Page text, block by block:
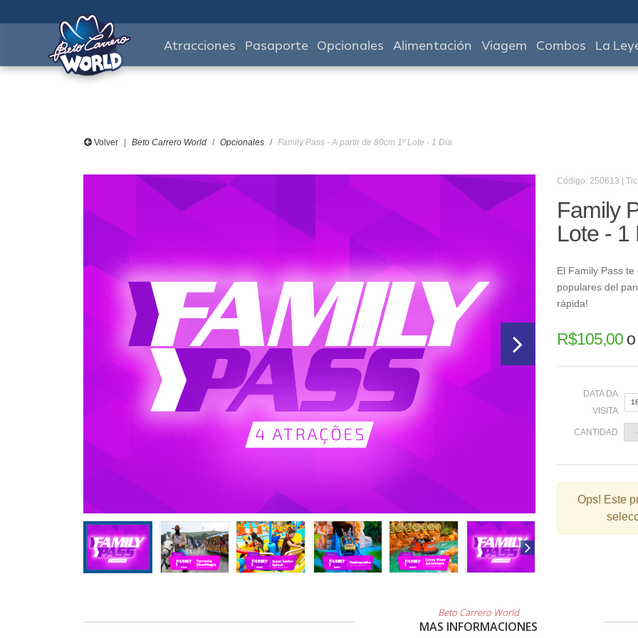
Atracciones Pasaporte Opcionales Alimentación Viagem Combos La
Volver Beto Carrero World Opcionales Family Pass - A partir de 80cm 1º Lote - 1 Dia
Código: 250613 |
Family
Lote - 1
El Family Pass
populares del
rápida!
R$105,00o
DATA DA
VISITA
2
9
CANTIDAD
Ops! Este
Beto Carrero World
MAS INFORMACIONES